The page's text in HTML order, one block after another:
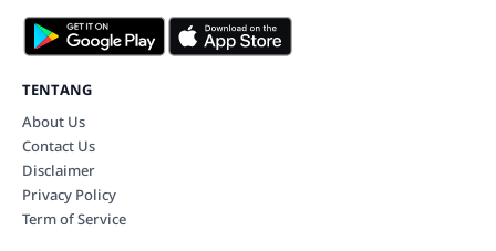
TENTANG
About Us
Contact Us
Disclaimer
Privacy Policy
Term of Service